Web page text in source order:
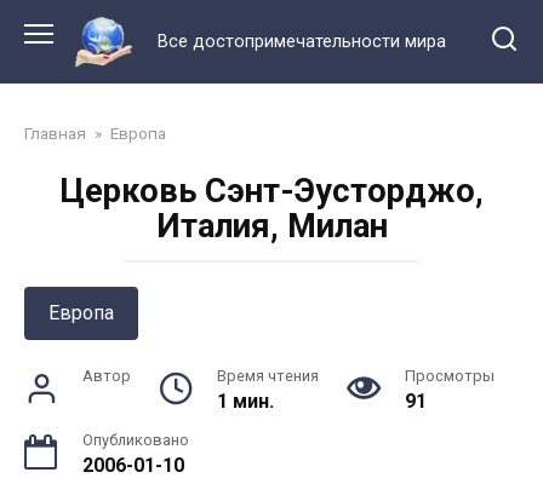
контенту
Все достопримечательности мира
Главная » Европа
Церковь Сэнт-Эусторджо,
Италия, Милан
Европа
Автор Время чтения
1 мин.
Просмотры
91
Опубликовано
2006-01-10